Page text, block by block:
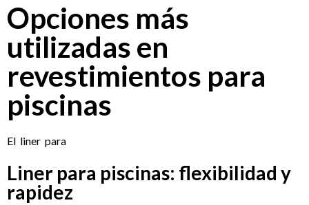
Opciones más
utilizadas en
revestimientos para
piscinas
El liner para
Liner para piscinas: flexibilidad y
rapidez